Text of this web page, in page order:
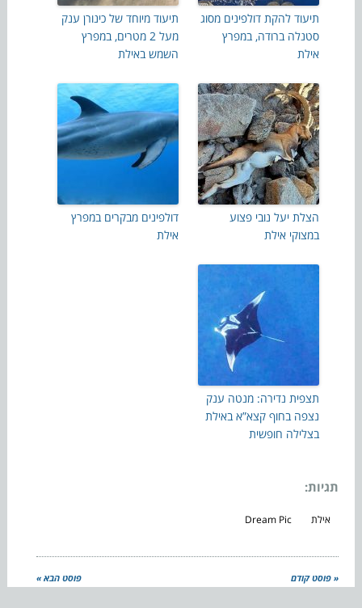
תיעוד להקת דולפינים מסוג
סטנלה ברודה, במפרץ
אילת
תיעוד מיוחד של כינורן ענק
מעל 2 מטרים, במפרץ
השמש באילת
הצלת יעל נובי פצוע
במצוקי אילת
דולפינים מבקרים במפרץ
אילת
תצפית נדירה: מנטה ענק
נצפה בחוף קצא”א באילת
בצלילה חופשית
תגיות:
אילת Dream Pic
« פוסט קודם פוסט הבא »